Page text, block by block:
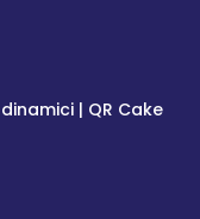
| QR Cake